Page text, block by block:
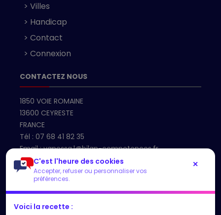
C'est l'heure des cookies
Accepter, refuser ou personnaliser vos
préférences.
✕
Voici la recette :
> Villes
> Handicap
> Contact
> Connexion
CONTACTEZ NOUS
1850 VOIE ROMAINE
13600 CEYRESTE
FRANCE
Tél : 07 68 41 82 35
Email :vanessa.l@bilan-competences.fr
Accueil
LES NEWS